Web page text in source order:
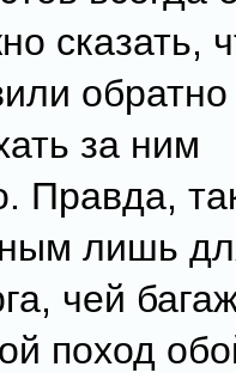
сказать,
за ним
Правда,
лишь
чей
поход